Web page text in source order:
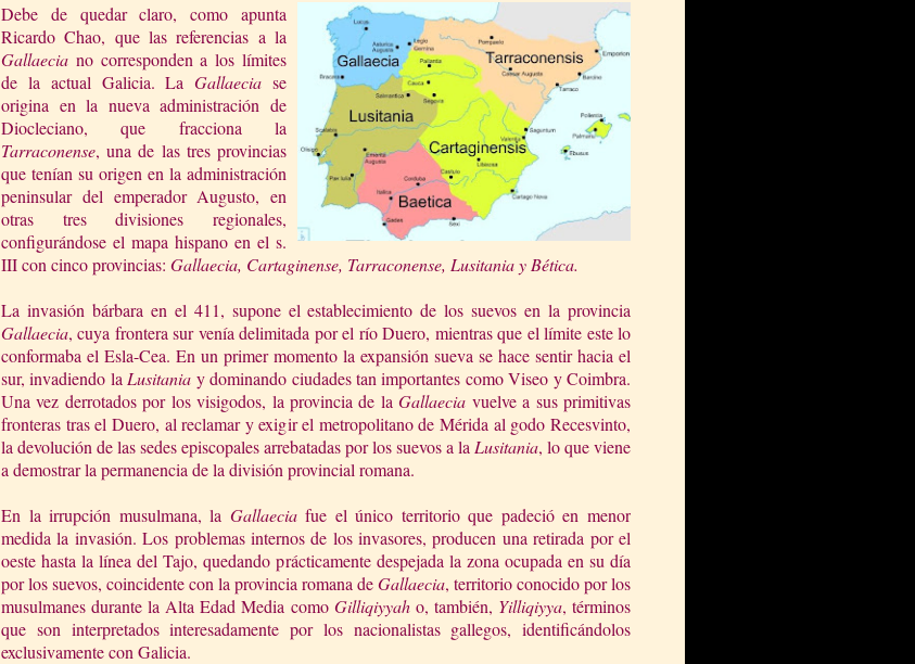
Debe de quedar claro, como apunta
Ricardo Chao, que las referencias a la
Gallaecia no corresponden a los límites
de la actual Galicia.LaGallaecia se
origina en la nueva administración de
Diocleciano, que fracciona la
Tarraconense, una de las tres provincias
que tenían su origen en la administración
peninsular del emperador Augusto, en
otras tres divisiones regionales,
configurándose el mapa hispano en el s.
III con cinco provincias: Gallaecia, Cartaginense, Tarraconense, Lusitania y Bética.
La invasión bárbara en el 411, supone el establecimiento de los suevos en la provincia
Gallaecia, cuya frontera sur venía delimitada por el río Duero, mientras que el límite este lo
conformaba el Esla-Cea. En un primer momento la expansión sueva se hace sentir hacia el
sur, invadiendo la Lusitania y dominando ciudades tan importantes como Viseo y Coimbra.
Una vez derrotados por los visigodos, la provincia de laGallaecia vuelve a sus primitivas
fronteras tras el Duero, al reclamar y exigir el metropolitano de Mérida al godo Recesvinto,
la devolución de las sedes episcopales arrebatadas por los suevos a la Lusitania, lo que viene
a demostrar la permanencia de la división provincial romana.
En la irrupción musulmana,la Gallaeciafue el único territorio que padeció en menor
medida la invasión. Los problemas internos de los invasores, producen una retirada por el
oeste hasta la línea del Tajo, quedando prácticamente despejada la zona ocupada en su día
por los suevos, coincidente con la provincia romana deGallaecia, territorio conocido por los
musulmanes durantela Alta Edad Media como Gilliqiyyaho, también, Yilliqiyya, términos
que son interpretados interesadamente por los nacionalistas gallegos, identificándolos
exclusivamente con Galicia.